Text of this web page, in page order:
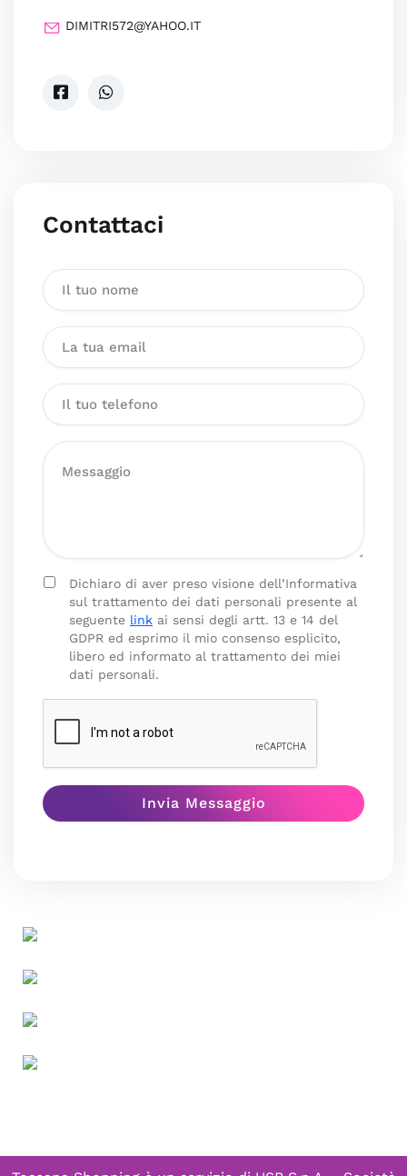
DIMITRI572@YAHOO.IT
Contattaci
Dichiaro di aver preso visione dell’Informativa
sul trattamento dei dati personali presente al
seguente link ai sensi degli artt. 13 e 14 del
GDPR ed esprimo il mio consenso esplicito,
libero ed informato al trattamento dei miei
dati personali.